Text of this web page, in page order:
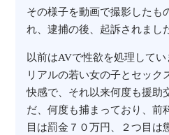
その様子を動画で撮影したも
れ、逮捕の後、起訴されまし
以前はAVで性欲を処理して
リアルの若い女の子とセック
快感で、それ以来何度も援助
だ、何度も捕まっており、前
目は罰金７０万円、２つ目は